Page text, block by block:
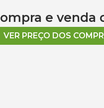
e venda
VER PREÇO DOS